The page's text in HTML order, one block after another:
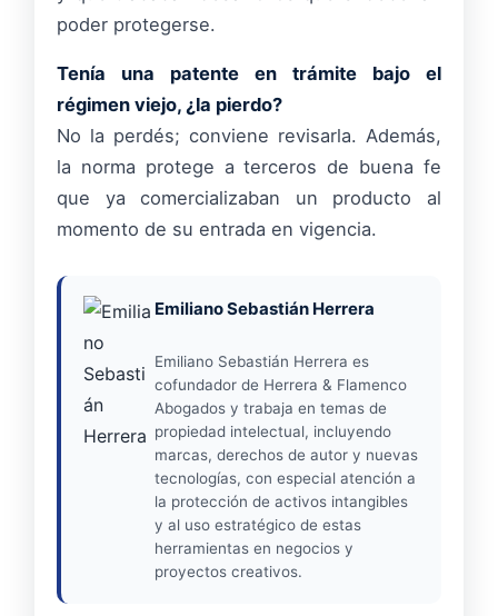
poder protegerse.
Tenía una patente en trámite bajo el
régimen viejo, ¿la pierdo?
No la perdés; conviene revisarla. Además,
la norma protege a terceros de buena fe
que ya comercializaban un producto al
momento de su entrada en vigencia.
Emiliano Sebastián Herrera
Emiliano Sebastián Herrera es
cofundador de Herrera & Flamenco
Abogados y trabaja en temas de
propiedad intelectual, incluyendo
marcas, derechos de autor y nuevas
tecnologías, con especial atención a
la protección de activos intangibles
y al uso estratégico de estas
herramientas en negocios y
proyectos creativos.